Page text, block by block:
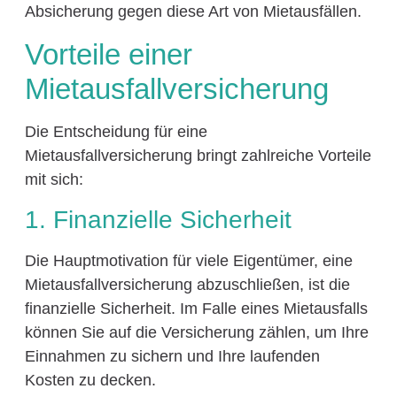
Absicherung gegen diese Art von Mietausfällen.
Vorteile einer
Mietausfallversicherung
Die Entscheidung für eine
Mietausfallversicherung bringt zahlreiche Vorteile
mit sich:
1. Finanzielle Sicherheit
Die Hauptmotivation für viele Eigentümer, eine
Mietausfallversicherung abzuschließen, ist die
finanzielle Sicherheit. Im Falle eines Mietausfalls
können Sie auf die Versicherung zählen, um Ihre
Einnahmen zu sichern und Ihre laufenden
Kosten zu decken.